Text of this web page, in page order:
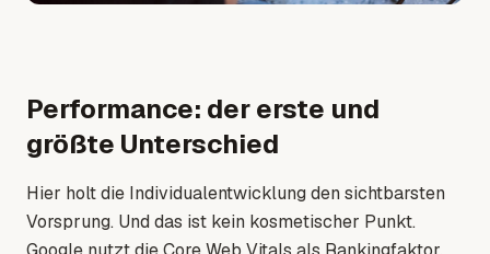
Performance: der erste und
größte Unterschied
Hier holt die Individualentwicklung den sichtbarsten
Vorsprung. Und das ist kein kosmetischer Punkt.